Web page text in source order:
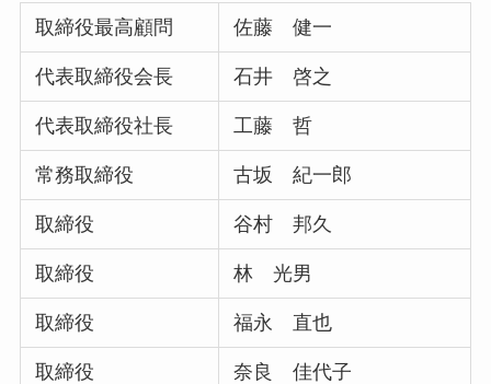
取締役最高顧問 佐藤 健一
代表取締役会長 石井 啓之
代表取締役社長 工藤 哲
常務取締役 古坂 紀一郎
取締役 谷村 邦久
取締役 林 光男
取締役 福永 直也
取締役 奈良 佳代子